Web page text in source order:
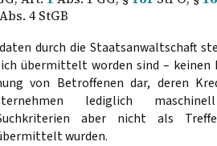
Abs. 4 StGB
durch die Staatsanwaltschaft
übermittelt worden sind – keinen
von Betroffenen dar, deren
lediglich
aber nicht als
wurden.